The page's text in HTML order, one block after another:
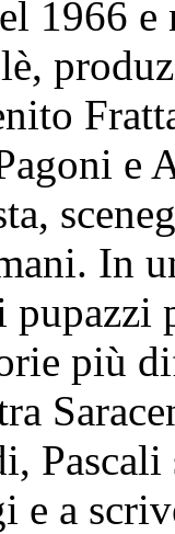
1966
e
In
pupazzi
più
e a